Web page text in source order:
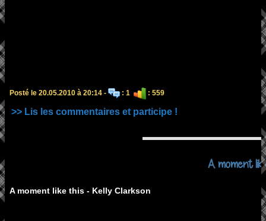
Posté le 20.05.2010 à 20:14 - : 1 : 559
>> Lis les commentaires et participe !
A moment
A moment like this - Kelly Clarkson